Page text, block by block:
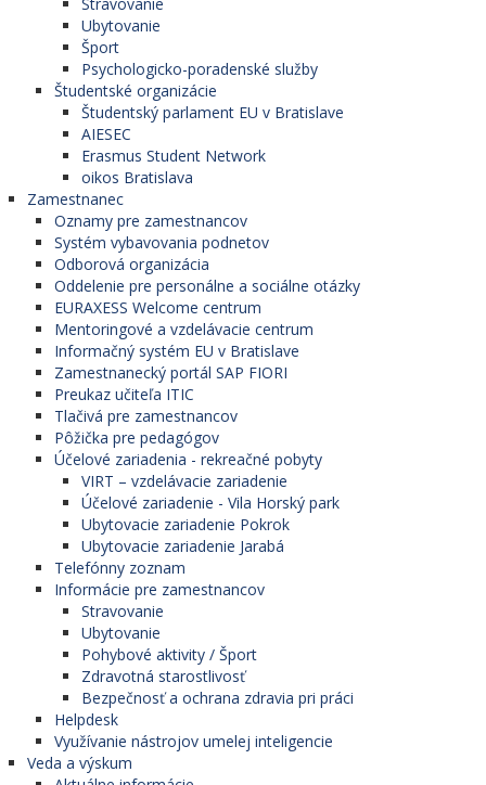
Ubytovanie
Šport
Psychologicko-poradenské služby
Študentské organizácie
Študentský parlament EU v Bratislave
AIESEC
Erasmus Student Network
oikos Bratislava
Zamestnanec
Oznamy pre zamestnancov
Systém vybavovania podnetov
Odborová organizácia
Oddelenie pre personálne a sociálne otázky
EURAXESS Welcome centrum
Mentoringové a vzdelávacie centrum
Informačný systém EU v Bratislave
Zamestnanecký portál SAP FIORI
Preukaz učiteľa ITIC
Tlačivá pre zamestnancov
Pôžička pre pedagógov
Účelové zariadenia - rekreačné pobyty
VIRT – vzdelávacie zariadenie
Účelové zariadenie - Vila Horský park
Ubytovacie zariadenie Pokrok
Ubytovacie zariadenie Jarabá
Telefónny zoznam
Informácie pre zamestnancov
Stravovanie
Ubytovanie
Pohybové aktivity / Šport
Zdravotná starostlivosť
Bezpečnosť a ochrana zdravia pri práci
Helpdesk
Využívanie nástrojov umelej inteligencie
Veda a výskum